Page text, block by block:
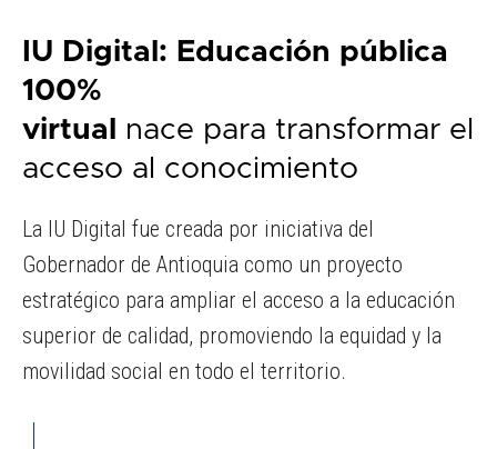
IU Digital: Educación pública
100%
virtual
nace para transformar el
acceso al conocimiento
La IU Digital fue creada por iniciativa del
Gobernador de Antioquia como un proyecto
estratégico para ampliar el acceso a la educación
superior de calidad, promoviendo la equidad y la
movilidad social en todo el territorio.